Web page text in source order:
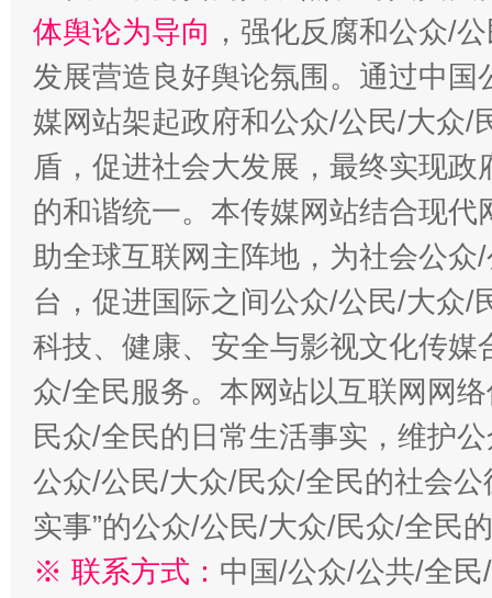
体舆论为导向 ，强化反腐和公众/
发展营造良好舆论氛围。通过中
媒网站架起政府和公众/公民/大众/
盾，促进社会大发展，最终实现
的和谐统一。本传媒网站结合现
助全球互联网主阵地，为社会公
台，促进国际之间公众/公民/大众/
科技、健康、安全与影视文化传
众/全民服务。本网站以互联网网
民众/全民的日常生活事实，维护
公众/公民/大众/民众/全民的社会公
实事”的公众/公民/大众/民众/全民
※ 联系方式： 中国/公众/公共/全